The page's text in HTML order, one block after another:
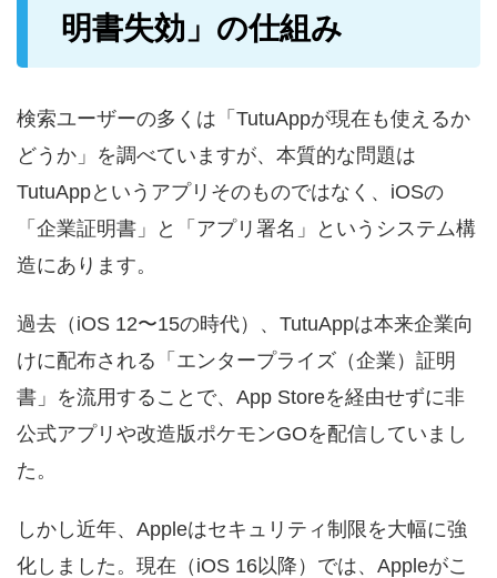
明書失効」の仕組み
検索ユーザーの多くは「TutuAppが現在も使えるか
どうか」を調べていますが、本質的な問題は
TutuAppというアプリそのものではなく、iOSの
「企業証明書」と「アプリ署名」というシステム構
造にあります。
過去（iOS 12〜15の時代）、TutuAppは本来企業向
けに配布される「エンタープライズ（企業）証明
書」を流用することで、App Storeを経由せずに非
公式アプリや改造版ポケモンGOを配信していまし
た。
しかし近年、Appleはセキュリティ制限を大幅に強
化しました。現在（iOS 16以降）では、Appleがこ